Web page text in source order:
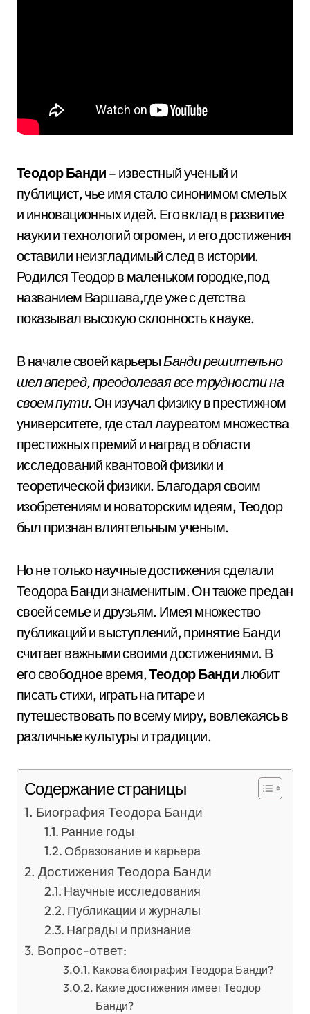
Теодор Банди – известный ученый и
публицист, чье имя стало синонимом смелых
и инновационных идей. Его вклад в развитие
науки и технологий огромен, и его достижения
оставили неизгладимый след в истории.
Родился Теодор в маленьком городке,под
названием Варшава,где уже с детства
показывал высокую склонность к науке.
В начале своей карьерыБанди решительно
шел вперед, преодолевая все трудности на
своем пути. Он изучал физику в престижном
университете, где стал лауреатом множества
престижных премий и наград в области
исследований квантовой физики и
теоретической физики. Благодаря своим
изобретениям и новаторским идеям, Теодор
был признан влиятельным ученым.
Но не только научные достижения сделали
Теодора Банди знаменитым. Он также предан
своей семье и друзьям. Имея множество
публикаций и выступлений, принятие Банди
считает важными своими достижениями. В
его свободное время,Теодор Бандилюбит
писать стихи, играть на гитаре и
путешествовать по всему миру, вовлекаясь в
различные культуры и традиции.
Содержание страницы
Биография Теодора Банди
Ранние годы
Образование и карьера
Достижения Теодора Банди
Научные исследования
Публикации и журналы
Награды и признание
Вопрос-ответ:
Какова биография Теодора Банди?
Какие достижения имеет Теодор
Банди?